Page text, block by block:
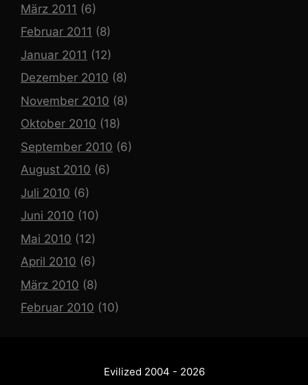
März 2011 (6)
Februar 2011 (8)
Januar 2011 (12)
Dezember 2010 (8)
November 2010 (8)
Oktober 2010 (18)
September 2010 (6)
August 2010 (6)
Juli 2010 (6)
Juni 2010 (10)
Mai 2010 (12)
April 2010 (6)
März 2010 (8)
Februar 2010 (10)
Evilized 2004 - 2026